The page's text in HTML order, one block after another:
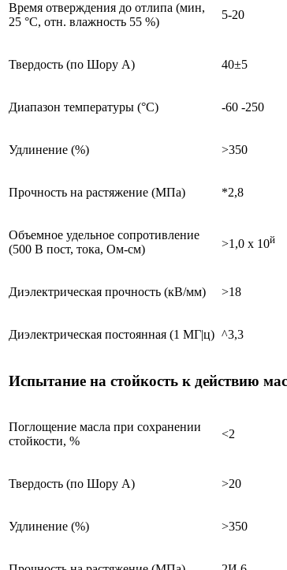
Время отверждения до отлипа (мин,
25 °С, отн. влажность 55 %)
5-20
Твердость (по Шору А) 40±5
Диапазон температуры (°С) -60 -250
Удлинение (%) >350
Прочность на растяжение (МПа) *2,8
Объемное удельное сопротивление
(500 В пост, тока, Ом-см)
>1,0 х 10й
Диэлектрическая прочность (кВ/мм) >18
Диэлектрическая постоянная (1 МГ|ц) ^3,3
Испытание на стойкость к действию
Поглощение масла при сохранении
стойкости, %
<2
Твердость (по Шору А) >20
Удлинение (%) >350